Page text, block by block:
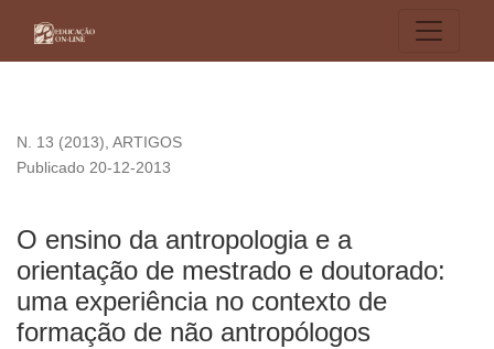
N. 13 (2013), ARTIGOS
O ensino da antropologia e a
orientação de mestrado e doutorado:
uma experiência no contexto de
formação de não antropólogos
Publicado 20-12-2013